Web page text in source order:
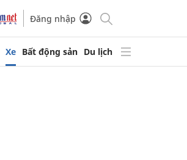
Đăng nhập
Xe Bất động sản Du lịch